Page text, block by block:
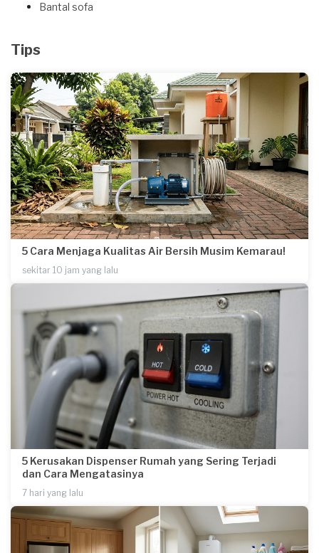
Bantal sofa
Tips
5 Cara Menjaga Kualitas Air Bersih Musim Kemarau!
sekitar 10 jam yang lalu
5 Kerusakan Dispenser Rumah yang Sering Terjadi
dan Cara Mengatasinya
7 hari yang lalu